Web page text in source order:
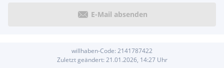
E-Mail absenden
willhaben-Code: 2141787422
Zuletzt geändert: 21.01.2026, 14:27Uhr